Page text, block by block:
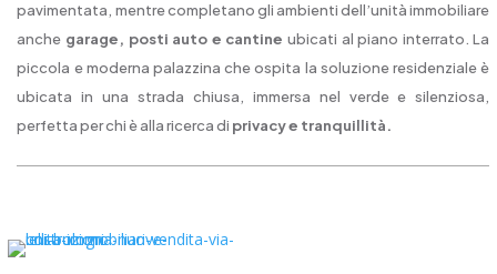
pavimentata, mentre completano gli ambienti dell’unità immobiliare
anche garage, posti auto e cantine ubicati al piano interrato. La
piccola e moderna palazzina che ospita la soluzione residenziale è
ubicata in una strada chiusa, immersa nel verde e silenziosa,
perfetta per chi è alla ricerca di privacy e tranquillità.